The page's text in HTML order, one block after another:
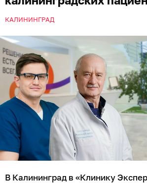
КАЛИНИНГРАД
В Калининград в «Клинику